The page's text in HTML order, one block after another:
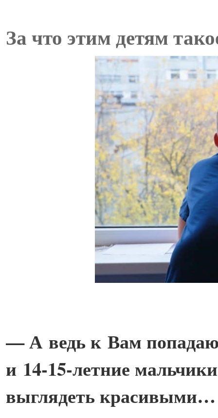
За что этим детям
— А ведь к Вам
и 14-15-летние
выглядеть красивыми…